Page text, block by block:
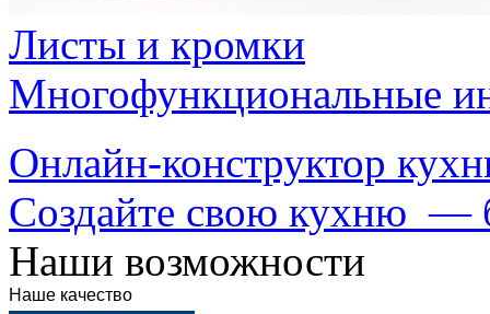
Листы и кромки
Многофункциональные
Онлайн-конструктор
Создайте свою кухню —
Наши возможности
Наше качество